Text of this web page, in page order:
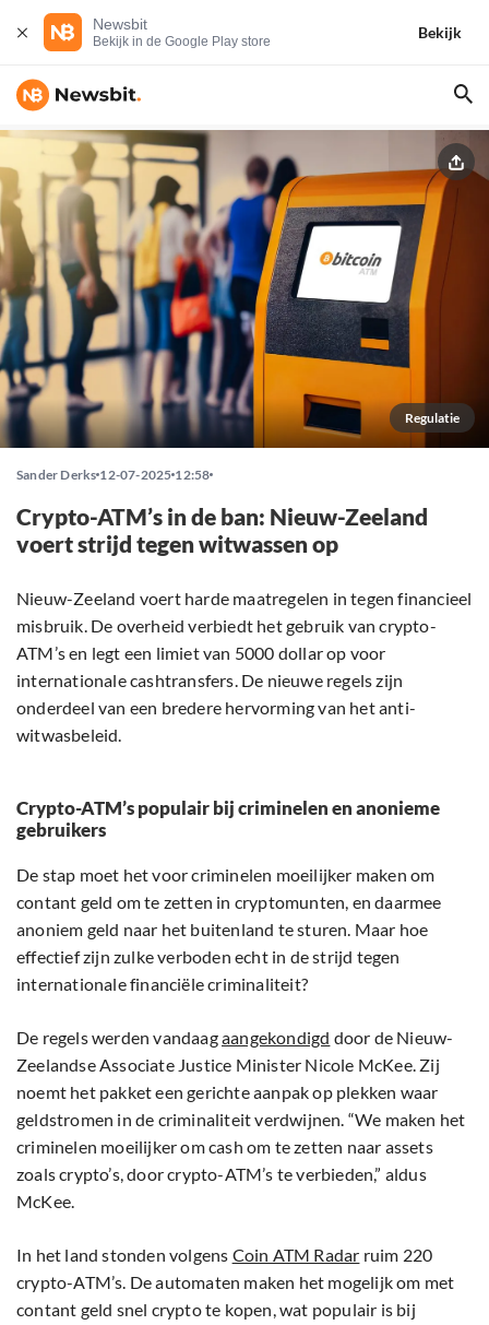
Newsbit
Bekijk in de Google Play store
Bekijk
Regulatie
Sander Derks 12-07-2025 12:58
Crypto-ATM’s in de ban: Nieuw-Zeeland
voert strijd tegen witwassen op
Nieuw-Zeeland voert harde maatregelen in tegen financieel
misbruik. De overheid verbiedt het gebruik van crypto-
ATM’s en legt een limiet van 5000 dollar op voor
internationale cashtransfers. De nieuwe regels zijn
onderdeel van een bredere hervorming van het anti-
witwasbeleid.
Crypto-ATM’s populair bij criminelen en anonieme
gebruikers
De stap moet het voor criminelen moeilijker maken om
contant geld om te zetten in cryptomunten, en daarmee
anoniem geld naar het buitenland te sturen. Maar hoe
effectief zijn zulke verboden echt in de strijd tegen
internationale financiële criminaliteit?
De regels werden vandaagaangekondigd door de Nieuw-
Zeelandse Associate Justice Minister Nicole McKee. Zij
noemt het pakket een gerichte aanpak op plekken waar
geldstromen in de criminaliteit verdwijnen. “We maken het
criminelen moeilijker om cash om te zetten naar assets
zoals crypto’s, door crypto-ATM’s te verbieden,” aldus
McKee.
In het land stonden volgens Coin ATM Radar ruim 220
crypto-ATM’s. De automaten maken het mogelijk om met
contant geld snel crypto te kopen, wat populair is bij